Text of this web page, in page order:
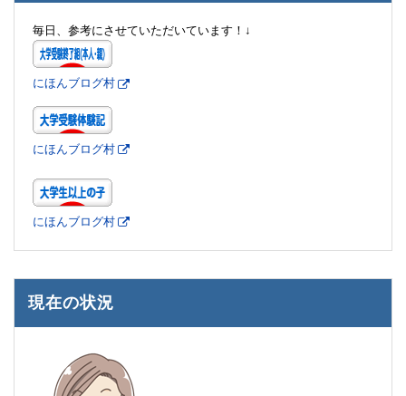
毎日、参考にさせていただいています！↓
にほんブログ村
にほんブログ村
にほんブログ村
現在の状況